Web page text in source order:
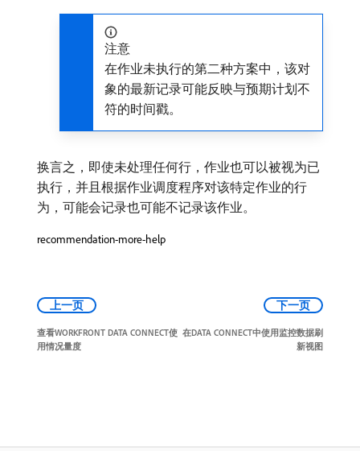
注意
在作业未执行的第二种方案中，该对
象的最新记录可能反映与预期计划不
符的时间戳。
换言之，即使未处理任何行，作业也可以被视为已
执行，并且根据作业调度程序对该特定作业的行
为，可能会记录也可能不记录该作业。
recommendation-more-help
上一页
查看WORKFRONT DATA CONNECT使
用情况量度
下一页
在DATA CONNECT中使用监控数据刷
新视图